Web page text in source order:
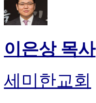
이은상 목사
세미한교회